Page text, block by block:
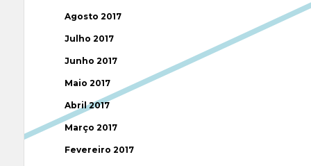
Agosto 2017
Julho 2017
Junho 2017
Maio 2017
Abril 2017
Março 2017
Fevereiro 2017